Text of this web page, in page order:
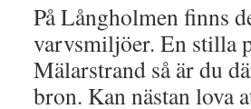
På Långholmen finns
varvsmiljöer. En stilla
Mälarstrand så är du
bron. Kan nästan lova